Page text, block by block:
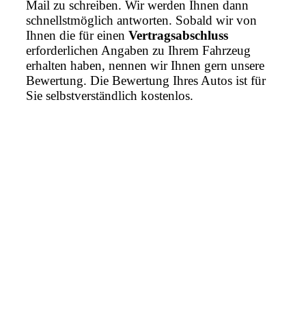
Mail zu schreiben. Wir werden Ihnen dann
schnellstmöglich antworten. Sobald wir von
Ihnen die für einen Vertragsabschluss
erforderlichen Angaben zu Ihrem Fahrzeug
erhalten haben, nennen wir Ihnen gern unsere
Bewertung. Die Bewertung Ihres Autos ist für
Sie selbstverständlich kostenlos.